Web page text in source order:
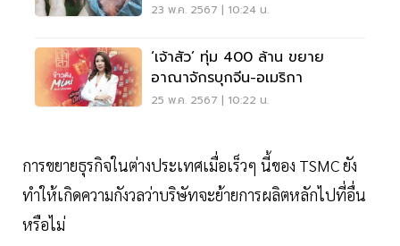
23 พ.ค. 2567 | 10:24 น.
‘เจ้าสัว’ ทุ่ม 400 ล้าน ขยาย
อาณาจักรบุกจีน-อเมริกา
25 พ.ค. 2567 | 10:22 น.
การขยายธุรกิจในต่างประเทศเมื่อเร็วๆ นี้ของ TSMC ยัง
ทำให้เกิดความกังวลว่าบริษัทจะย้ายการผลิตหลักไปที่อื่น
หรือไม่